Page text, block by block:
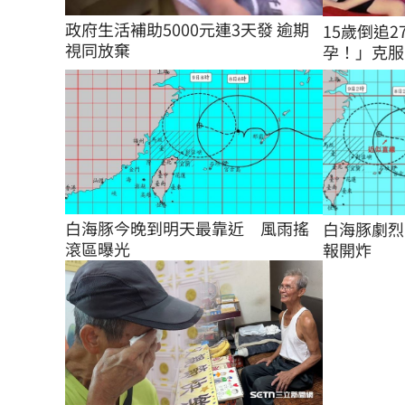
政府生活補助5000元連3天發 逾期
視同放棄
15歲倒追
孕！」克
白海豚今晚到明天最靠近　風雨搖
滾區曝光
白海豚劇
報開炸